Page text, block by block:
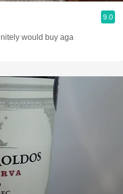
9.0
would buy aga